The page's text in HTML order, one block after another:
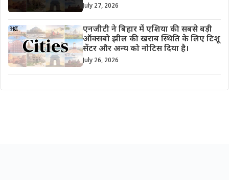
July 27, 2026
एनजीटी ने बिहार में एशिया की सबसे बड़ी
ऑक्सबो झील की खराब स्थिति के लिए टिशू
सेंटर और अन्य को नोटिस दिया है।
July 26, 2026